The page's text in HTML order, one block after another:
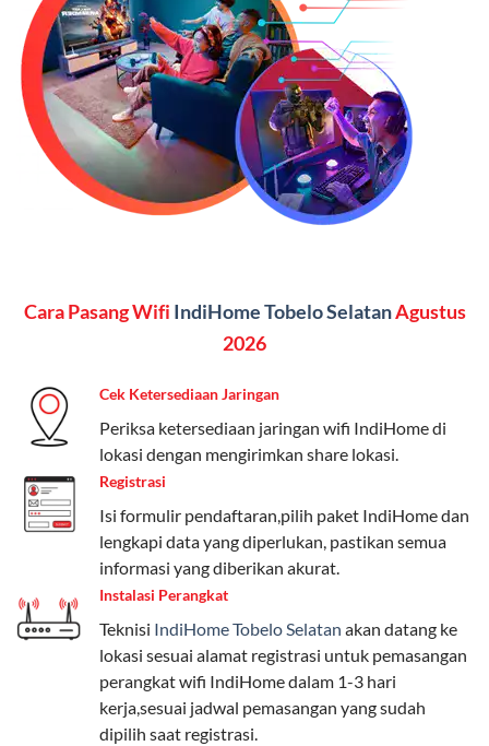
SMS semua operator, akses layanan streaming (Catchplay,
Vidio, WeTV, Disney+, dll.), dan paket TV 82 channel
(untuk beberapa pilihan).
Kelebihan:Paket lengkap untuk pengguna yang
menginginkan internet, komunikasi, dan hiburan
(streaming & TV) dalam satu paket.
Paket Dynamic IP
Fitur:Kecepatan internet 10Mbps-300Mbps, kuota
keluarga, nelpon & SMS semua operator, dan akses
Kelebihan:Cocok untuk pengguna yang membutuhkan
koneksi internet cepat dan stabil dengan fleksibilitas
kuota. Pilihan harga bervariasi sesuai kebutuhan.
Telkomsel One menyediakan pilihan paket yang
beragam, mulai dari paket hemat hingga premium.
Pengguna bisa memilih sesuai kebutuhan, baik untuk
internet, komunikasi, atau hiburan.
Paket Easy cocok untuk kebutuhan dasar, Paket
Complete untuk yang menginginkan fitur lengkap,
dan Paket Dynamic IP untuk pengguna yang
memprioritaskan kecepatan internet tinggi.
Cara Pasang Wifi IndiHome Tobelo SelatanAgustus
2026
Cek Ketersediaan Jaringan
Periksa ketersediaan jaringan wifi IndiHome di
lokasi dengan mengirimkan share lokasi.
Registrasi
Isi formulir pendaftaran,pilih paket IndiHome dan
lengkapi data yang diperlukan, pastikan semua
informasi yang diberikan akurat.
Instalasi Perangkat
Teknisi IndiHome Tobelo Selatan akan datang ke
lokasi sesuai alamat registrasi untuk pemasangan
perangkat wifi IndiHome dalam 1-3 hari
kerja,sesuai jadwal pemasangan yang sudah
dipilih saat registrasi.